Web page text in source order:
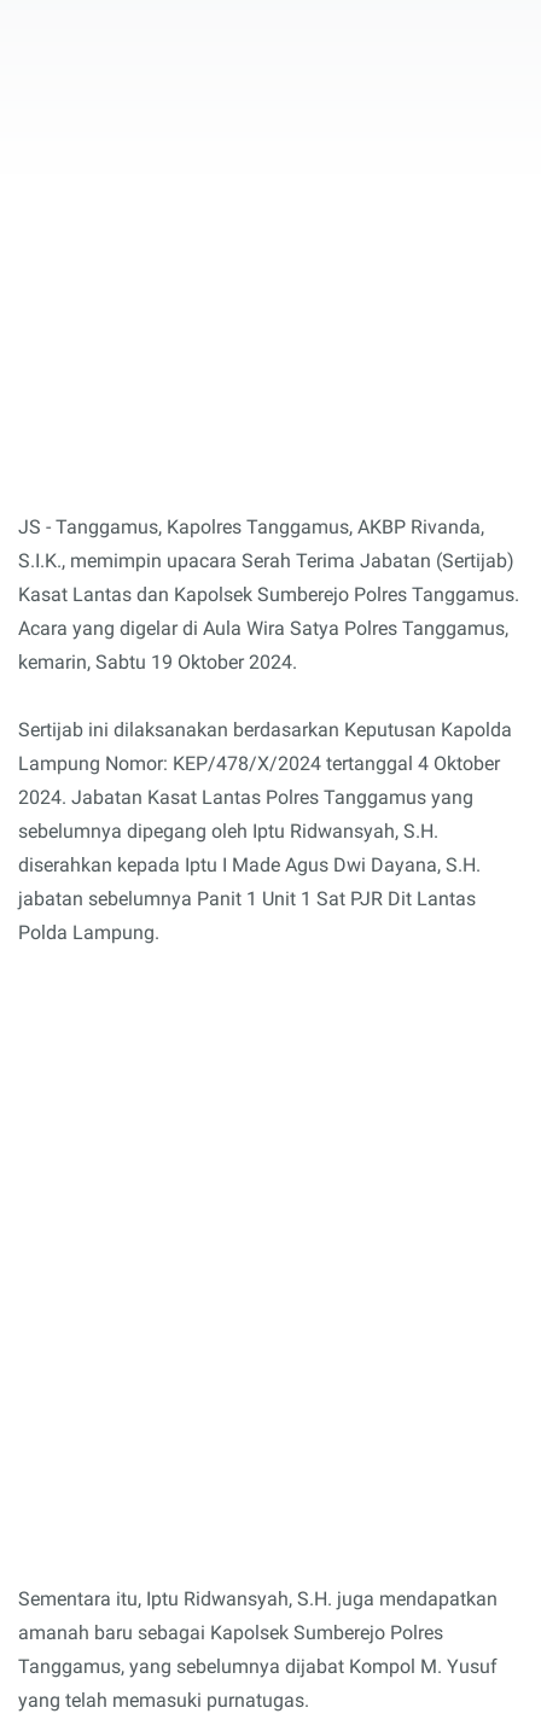
JS - Tanggamus, Kapolres Tanggamus, AKBP Rivanda,
S.I.K., memimpin upacara Serah Terima Jabatan (Sertijab)
Kasat Lantas dan Kapolsek Sumberejo Polres Tanggamus.
Acara yang digelar di Aula Wira Satya Polres Tanggamus,
kemarin, Sabtu 19 Oktober 2024.
Sertijab ini dilaksanakan berdasarkan Keputusan Kapolda
Lampung Nomor: KEP/478/X/2024 tertanggal 4 Oktober
2024. Jabatan Kasat Lantas Polres Tanggamus yang
sebelumnya dipegang oleh Iptu Ridwansyah, S.H.
diserahkan kepada Iptu I Made Agus Dwi Dayana, S.H.
jabatan sebelumnya Panit 1 Unit 1 Sat PJR Dit Lantas
Polda Lampung.
Sementara itu, Iptu Ridwansyah, S.H. juga mendapatkan
amanah baru sebagai Kapolsek Sumberejo Polres
Tanggamus, yang sebelumnya dijabat Kompol M. Yusuf
yang telah memasuki purnatugas.